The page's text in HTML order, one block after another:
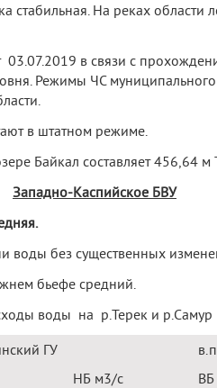
стабильная. На реках
в связи с
Режимы ЧС
в штатном режиме.
Байкал составляет 456,64 м
Западно-Каспийское БВУ
воды без существенных
бьефе средний.
воды на р.Терек и р.Самур
ГУ
НБ м3/с